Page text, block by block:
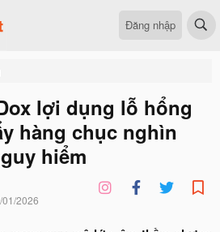
Đăng nhập
lợi dụng lỗ hổng
hàng chục nghìn
hiểm
01/2026